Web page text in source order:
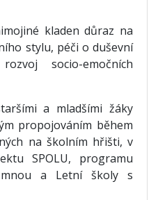
kladen důraz na
stylu, péči o duševní
socio-emočních
a mladšími žáky
propojováním během
na školním hřišti, v
SPOLU, programu
a Letní školy s